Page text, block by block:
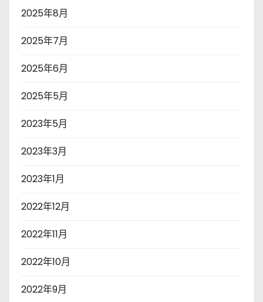
2025年8月
2025年7月
2025年6月
2025年5月
2023年5月
2023年3月
2023年1月
2022年12月
2022年11月
2022年10月
2022年9月